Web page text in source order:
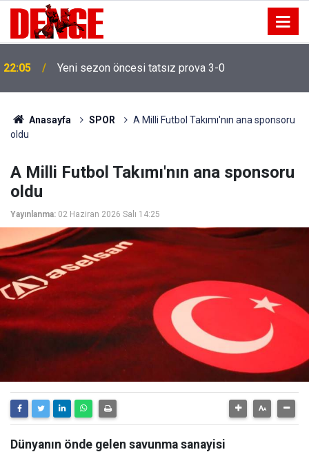
20:00 NADEZHDA isimli gemi Samsun'a getirildi
Anasayfa SPOR
A Milli Futbol Takımı'nın ana sponsoru
oldu
A Milli Futbol Takımı'nın ana sponsoru
oldu
Yayınlanma: 02 Haziran 2026 Salı 14:25
Dünyanın önde gelen savunma sanayisi